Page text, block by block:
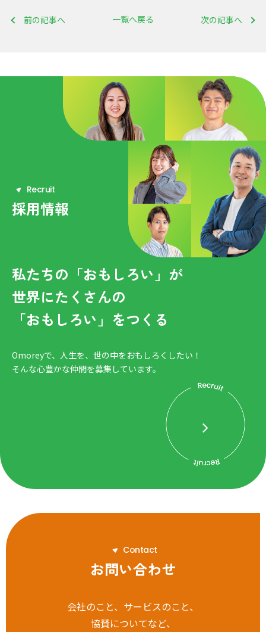
前の記事へ 次の記事へ
一覧へ戻る
Recruit
採用情報
私たちの「おもしろい」が
世界にたくさんの
「おもしろい」をつくる
Omoreyで、人生を、世の中をおもしろくしたい！
そんな心豊かな仲間を募集しています。
Contact
お問い合わせ
会社のこと、サービスのこと、
協賛についてなど、